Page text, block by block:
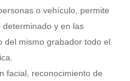
o vehículo, permite
y en las
del mismo grabador todo el
facial, reconocimiento de